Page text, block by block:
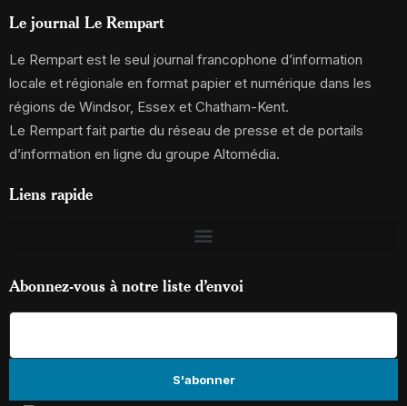
Le journal Le Rempart
Le Rempart est le seul journal francophone d’information
locale et régionale en format papier et numérique dans les
régions de Windsor, Essex et Chatham-Kent.
Le Rempart fait partie du réseau de presse et de portails
d’information en ligne du groupe Altomédia.
Liens rapide
Abonnez-vous à notre liste d’envoi